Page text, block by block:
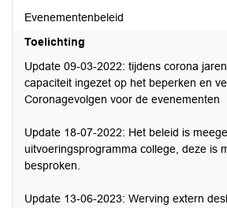
Evenementenbeleid
Toelichting
Update 09-03-2022: tijdens corona
capaciteit ingezet op het beperken en
Coronagevolgen voor de evenementen
Update 18-07-2022: Het beleid is
uitvoeringsprogramma college, deze is
besproken.
Update 13-06-2023: Werving extern